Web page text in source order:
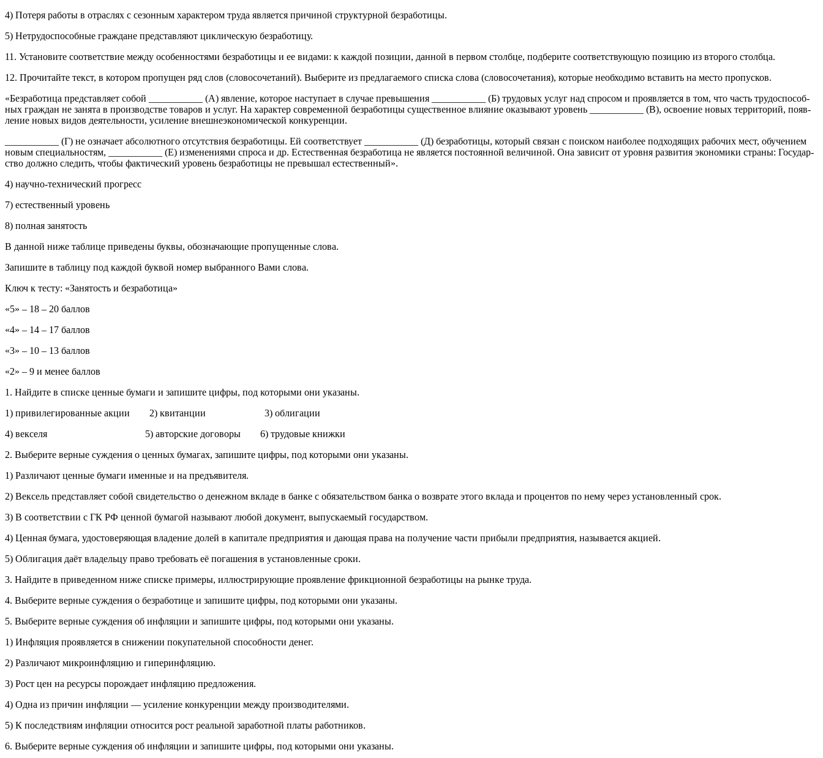
4) Потеря работы в отраслях с сезонным характером труда является причиной структурной безработицы.
5) Нетрудоспособные граждане представляют цикличе­скую безработицу.
11. Установите соответствие между особенностями безрабо­тицы и ее видами: к каждой позиции, данной в первом столбце, подберите соответствующую позицию из второ­го столбца.
12. Про­чи­тай­те текст, в ко­то­ром про­пу­щен ряд слов (сло­во­со­че­та­ний). Вы­бе­ри­те из пред­ла­га­е­мо­го спис­ка слова (сло­во­со­че­та­ния), ко­то­рые не­об­хо­ди­мо вста­вить на место про­пус­ков.
«Без­ра­бо­ти­ца пред­став­ля­ет собой ___________ (А) яв­ле­ние, ко­то­рое на­сту­па­ет в слу­чае пре­вы­ше­ния ___________ (Б) тру­до­вых услуг над спро­сом и про­яв­ля­ет­ся в том, что часть тру­до­спо­соб­
ных граж­дан не за­ня­та в про­из­вод­стве то­ва­ров и услуг. На ха­рак­тер со­вре­мен­ной без­ра­бо­ти­цы су­ще­ствен­ное вли­я­ние ока­зы­ва­ют уро­вень ___________ (В), осво­е­ние новых тер­ри­то­рий, по­яв­
ле­ние новых видов де­я­тель­но­сти, уси­ле­ние внеш­не­эко­но­ми­че­ской кон­ку­рен­ции.
___________ (Г) не озна­ча­ет аб­со­лют­но­го от­сут­ствия без­ра­бо­ти­цы. Ей со­от­вет­ству­ет ___________ (Д) без­ра­ботицы, ко­то­рый свя­зан с по­ис­ком наи­бо­лее под­хо­дя­щих ра­бо­чих мест, обу­че­ни­ем
новым спе­ци­аль­но­стям, ___________ (Е) из­ме­не­ни­я­ми спро­са и др. Есте­ствен­ная без­ра­бо­ти­ца не яв­ля­ет­ся по­сто­ян­ной ве­ли­чи­ной. Она за­ви­сит от уров­ня раз­ви­тия эко­но­ми­ки стра­ны: Го­су­дар­
ство долж­но сле­дить, чтобы фак­ти­че­ский уро­вень без­ра­бо­ти­цы не пре­вы­шал есте­ствен­ный».
4) на­уч­но-тех­ни­че­ский про­гресс
7) есте­ствен­ный уро­вень
8) пол­ная за­ня­тость
В данной ниже таблице приведены буквы, обозначаю­щие пропущенные слова.
Запишите в таблицу под каж­дой буквой номер выбранного Вами слова.
Ключ к тесту: «Занятость и безработица»
«5» – 18 – 20 баллов
«4» – 14 – 17 баллов
«3» – 10 – 13 баллов
«2» – 9 и менее баллов
1. Найдите в списке ценные бумаги и запишите цифры, под которыми они указаны.
1) привилегированные акции 2) квитанции 3) облигации
4) векселя 5) авторские договоры 6) трудовые книжки
2. Выберите верные суждения о ценных бумагах, запишите цифры, под которыми они указаны.
1) Различают ценные бумаги именные и на предъявителя.
2) Вексель представляет собой свидетельство о денежном вкладе в банке с обязательством банка о возврате этого вклада и процентов по нему через установленный срок.
3) B соответствии с ГК РФ ценной бумагой называют любой документ, выпускаемый государством.
4) Ценная бумага, удостоверяющая владение долей в капитале предприятия и дающая права на получение части прибыли предприятия, называется акцией.
5) Облигация даёт владельцу право требовать её погашения в установленные сроки.
3. Найдите в приведенном ниже списке примеры, иллюстрирующие проявление фрикционной безработицы на рынке труда.
4. Выберите верные суждения о безработице и запишите цифры, под которыми они указаны.
5. Выберите верные суждения об инфляции и запишите цифры, под которыми они указаны.
1) Инфляция проявляется в снижении покупательной способности денег.
2) Различают микроинфляцию и гиперинфляцию.
3) Рост цен на ресурсы порождает инфляцию предложения.
4) Одна из причин инфляции — усиление конкуренции между производителями.
5) К последствиям инфляции относится рост реальной заработной платы работников.
6. Выберите верные суждения об инфляции и запишите цифры, под которыми они указаны.